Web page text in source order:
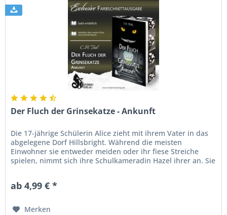
Der Fluch der Grinsekatze - Ankunft
Die 17-jährige Schülerin Alice zieht mit ihrem Vater in das
abgelegene Dorf Hillsbright. Während die meisten
Einwohner sie entweder meiden oder ihr fiese Streiche
spielen, nimmt sich ihre Schulkameradin Hazel ihrer an. Sie
ab 4,99 € *
Merken